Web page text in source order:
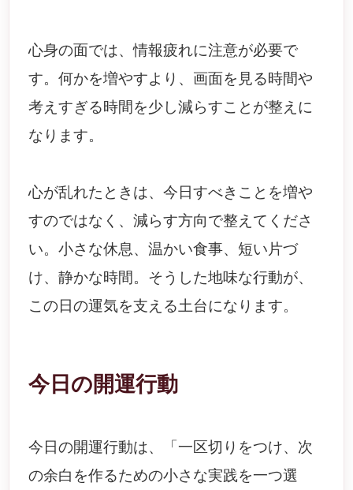
心身の面では、情報疲れに注意が必要で
す。何かを増やすより、画面を見る時間や
考えすぎる時間を少し減らすことが整えに
なります。
心が乱れたときは、今日すべきことを増や
すのではなく、減らす方向で整えてくださ
い。小さな休息、温かい食事、短い片づ
け、静かな時間。そうした地味な行動が、
この日の運気を支える土台になります。
今日の開運行動
今日の開運行動は、「一区切りをつけ、次
の余白を作るための小さな実践を一つ選